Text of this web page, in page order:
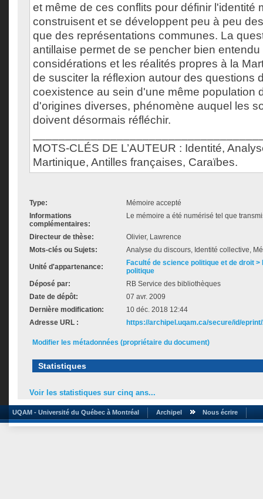
et même de ces conflits pour définir l'identité
construisent et se développent peu à peu
que des représentations communes. La
antillaise permet de se pencher bien entendu
considérations et les réalités propres à la
de susciter la réflexion autour des questions
coexistence au sein d'une même population
d'origines diverses, phénomène auquel les
doivent désormais réfléchir.
MOTS-CLÉS DE L’AUTEUR : Identité,
Martinique, Antilles françaises, Caraïbes.
Type:
Mémoire accepté
Informations
complémentaires:
Le mémoire a été numérisé tel que
Directeur de thèse:
Olivier, Lawrence
Mots-clés ou Sujets:
Analyse du discours, Identité collective,
Unité d'appartenance:
Faculté de science politique et de droit
politique
Déposé par:
RB Service des bibliothèques
Date de dépôt:
07 avr. 2009
Dernière modification:
10 déc. 2018 12:44
Adresse URL :
https://archipel.uqam.ca/secure/id/
Modifier les métadonnées (propriétaire du document)
Statistiques
Voir les statistiques sur cinq ans...
UQAM - Université du Québec à Montréal Archipel Nous écrire